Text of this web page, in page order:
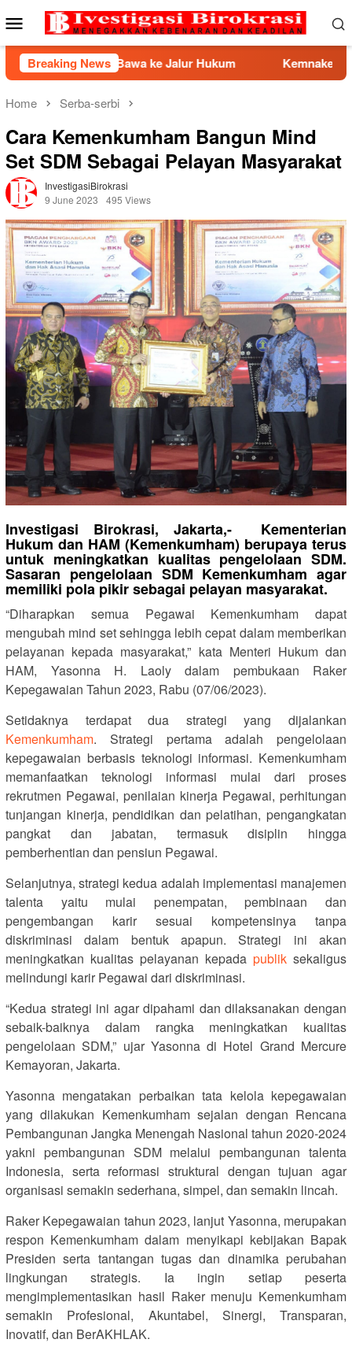
to
Mobile
Menu
Breaking News
Bawa ke Jalur Hukum Kemnaker Berhasil
Home Serba-serbi
Cara Kemenkumham Bangun Mind
Set SDM Sebagai Pelayan Masyarakat
InvestigasiBirokrasi
9 June 2023
495 Views
Investigasi Birokrasi, Jakarta,- Kementerian
Hukum dan HAM (Kemenkumham) berupaya terus
untuk meningkatkan kualitas pengelolaan SDM.
Sasaran pengelolaan SDM Kemenkumham agar
memiliki pola pikir sebagai pelayan masyarakat.
“Diharapkan semua Pegawai Kemenkumham dapat
mengubah mind set sehingga lebih cepat dalam memberikan
pelayanan kepada masyarakat,” kata Menteri Hukum dan
HAM, Yasonna H. Laoly dalam pembukaan Raker
Kepegawaian Tahun 2023, Rabu (07/06/2023).
Setidaknya terdapat dua strategi yang dijalankan
Kemenkumham. Strategi pertama adalah pengelolaan
kepegawaian berbasis teknologi informasi. Kemenkumham
memanfaatkan teknologi informasi mulai dari proses
rekrutmen Pegawai, penilaian kinerja Pegawai, perhitungan
tunjangan kinerja, pendidikan dan pelatihan, pengangkatan
pangkat dan jabatan, termasuk disiplin hingga
pemberhentian dan pensiun Pegawai.
Selanjutnya, strategi kedua adalah implementasi manajemen
talenta yaitu mulai penempatan, pembinaan dan
pengembangan karir sesuai kompetensinya tanpa
diskriminasi dalam bentuk apapun. Strategi ini akan
meningkatkan kualitas pelayanan kepada publik sekaligus
melindungi karir Pegawai dari diskriminasi.
“Kedua strategi ini agar dipahami dan dilaksanakan dengan
sebaik-baiknya dalam rangka meningkatkan kualitas
pengelolaan SDM,” ujar Yasonna di Hotel Grand Mercure
Kemayoran, Jakarta.
Yasonna mengatakan perbaikan tata kelola kepegawaian
yang dilakukan Kemenkumham sejalan dengan Rencana
Pembangunan Jangka Menengah Nasional tahun 2020-2024
yakni pembangunan SDM melalui pembangunan talenta
Indonesia, serta reformasi struktural dengan tujuan agar
organisasi semakin sederhana, simpel, dan semakin lincah.
Raker Kepegawaian tahun 2023, lanjut Yasonna, merupakan
respon Kemenkumham dalam menyikapi kebijakan Bapak
Presiden serta tantangan tugas dan dinamika perubahan
lingkungan strategis. Ia ingin setiap peserta
mengimplementasikan hasil Raker menuju Kemenkumham
semakin Profesional, Akuntabel, Sinergi, Transparan,
Inovatif, dan BerAKHLAK.